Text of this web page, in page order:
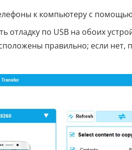
к компьютеру с помощью
отладку по USB на обоих
правильно; если нет,